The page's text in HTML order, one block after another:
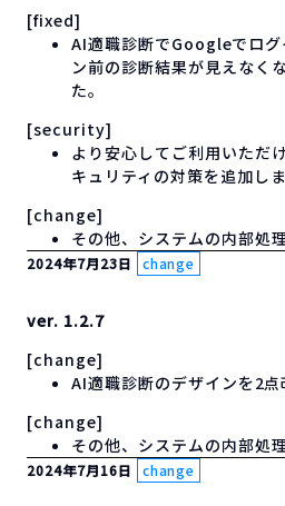
[fixed]
AI適職診断でGoogleでログ
ン前の診断結果が見えなく
た。
[security]
より安心してご利用いただ
キュリティの対策を追加しま
[change]
その他、システムの内部処
2024年7月23日 change
ver. 1.2.7
[change]
AI適職診断のデザインを2点
[change]
その他、システムの内部処
2024年7月16日 change